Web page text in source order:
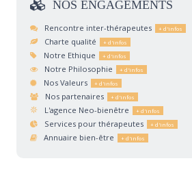
NOS ENGAGEMENTS
Rencontre inter-thérapeutes
Charte qualité
Notre Ethique
Notre Philosophie
Nos Valeurs
Nos partenaires
L'agence Neo-bienêtre
Services pour thérapeutes
Annuaire bien-être